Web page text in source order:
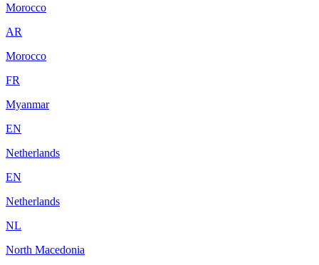
Morocco
AR
Morocco
FR
Myanmar
EN
Netherlands
EN
Netherlands
NL
North Macedonia